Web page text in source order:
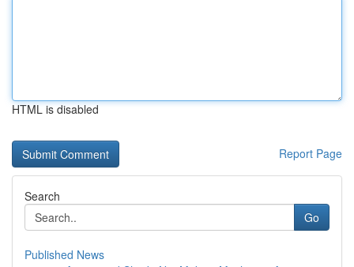
HTML is disabled
Report Page
Search
Go
Published News